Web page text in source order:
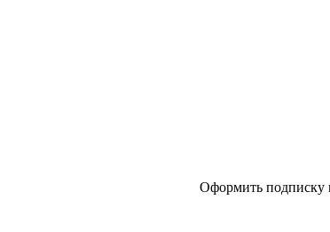
Оформить подписку